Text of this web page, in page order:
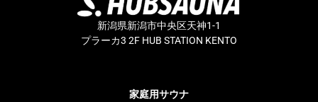
新潟県新潟市中央区天神1-1
プラーカ3 2F HUB STATION KENTO
家庭用サウナ